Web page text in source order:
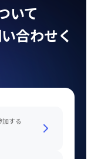
いて
合わせく
する